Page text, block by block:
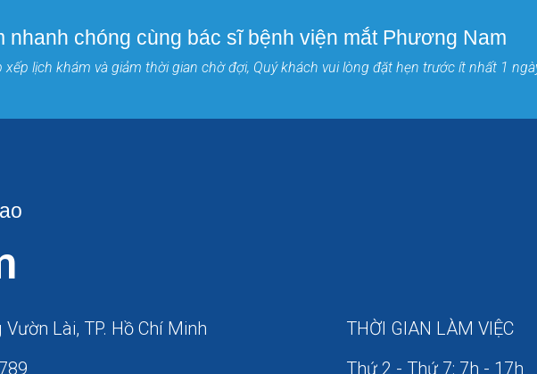
nhanh chóng cùng bác sĩ bệnh viện mắt Phương Nam
lịch khám và giảm thời gian chờ đợi, Quý khách vui lòng đặt hẹn trước ít nhất 1
Lài, TP. Hồ Chí Minh
THỜI GIAN LÀM VIỆC
Thứ 2 - Thứ 7: 7h - 17h